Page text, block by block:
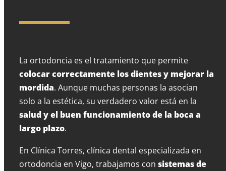
La ortodoncia es el tratamiento que permite
colocar correctamente los dientes y mejorar la
mordida. Aunque muchas personas la asocian
solo a la estética, su verdadero valor está en la
salud y el buen funcionamiento de la boca a
largo plazo.
En Clínica Torres, clínica dental especializada en
ortodoncia en Vigo, trabajamos con sistemas de